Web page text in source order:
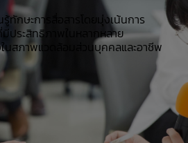
ทักษะการสื่อสารโดยมุ่งเน้นการ
ประสิทธิภาพในหลากหลาย
นสภาพแวดล้อมส่วนบุคคลและอาชีพ